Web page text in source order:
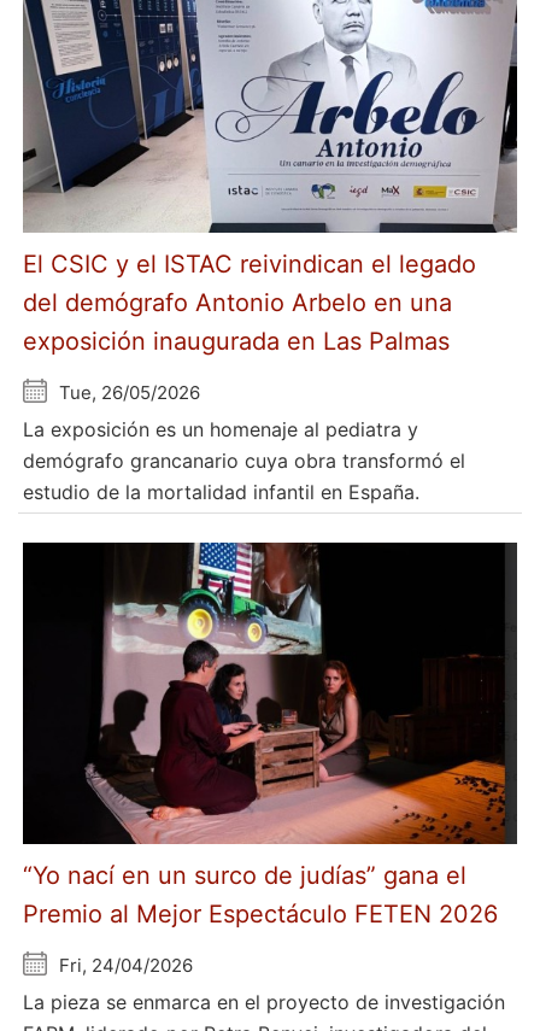
El CSIC y el ISTAC reivindican el legado
del demógrafo Antonio Arbelo en una
exposición inaugurada en Las Palmas
Tue, 26/05/2026
La exposición es un homenaje al pediatra y
demógrafo grancanario cuya obra transformó el
estudio de la mortalidad infantil en España.
“Yo nací en un surco de judías” gana el
Premio al Mejor Espectáculo FETEN 2026
Fri, 24/04/2026
La pieza se enmarca en el proyecto de investigación